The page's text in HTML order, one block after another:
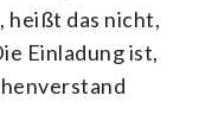
heißt das nicht,
Einladung ist,